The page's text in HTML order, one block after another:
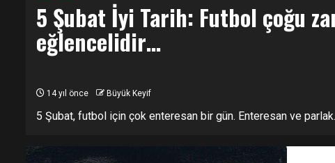
5 Şubat İyi Tarih: Futbol çoğu
eğlencelidir…
14 yıl önce Büyük Keyif
5 Şubat, futbol için çok enteresan bir gün. Enteresan ve parlak.